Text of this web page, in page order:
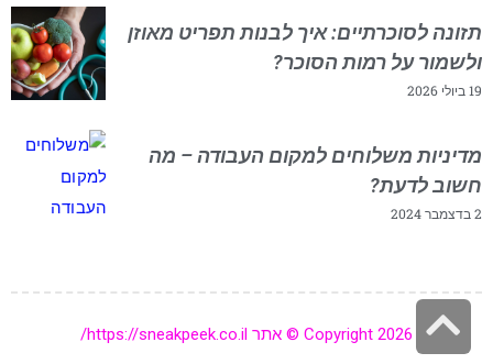
תזונה לסוכרתיים: איך לבנות תפריט מאוזן
ולשמור על רמות הסוכר?
19 ביולי 2026
מדיניות משלוחים למקום העבודה – מה
חשוב לדעת?
2 בדצמבר 2024
Copyright 2026 © אתר https://sneakpeek.co.il/
גלילה